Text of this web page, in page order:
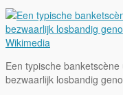
Wikimedia
Een typische
bezwaarlijk losbandig